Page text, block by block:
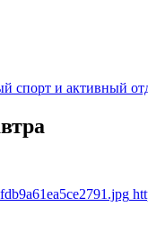
спорт и активный